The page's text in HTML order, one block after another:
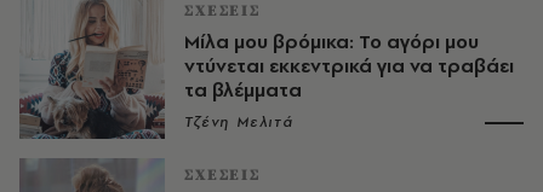
ΣΧΕΣΕΙΣ
Μίλα μου βρόμικα: To αγόρι μου
ντύνεται εκκεντρικά για να τραβάει
τα βλέμματα
Τζένη Μελιτά
ΣΧΕΣΕΙΣ